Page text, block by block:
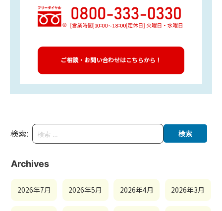
ご相談・お問い合わせはこちらから！
検索:
Archives
2026年7月 2026年5月 2026年4月 2026年3月